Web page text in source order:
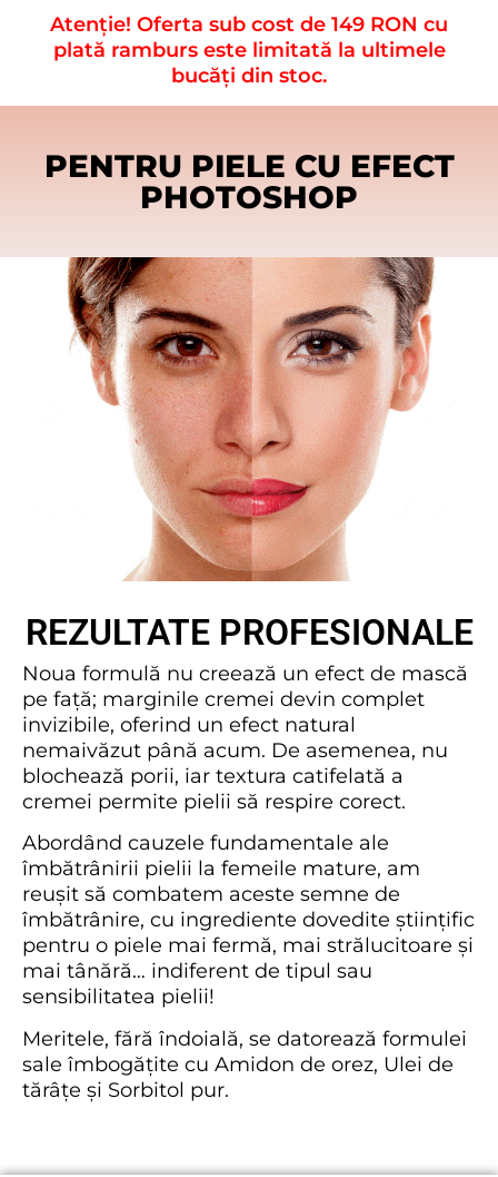
Atenție! Oferta sub cost de 149 RON cu
plată ramburs este limitată la ultimele
bucăți din stoc.
PENTRU PIELE CU EFECT
PHOTOSHOP
REZULTATE PROFESIONALE
Noua formulă nu creează un efect de mască
pe față; marginile cremei devin complet
invizibile, oferind un efect natural
nemaivăzut până acum. De asemenea, nu
blochează porii, iar textura catifelată a
cremei permite pielii să respire corect.
Abordând cauzele fundamentale ale
îmbătrânirii pielii la femeile mature, am
reușit să combatem aceste semne de
îmbătrânire, cu ingrediente dovedite științific
pentru o piele mai fermă, mai strălucitoare și
mai tânără… indiferent de tipul sau
sensibilitatea pielii!
Meritele, fără îndoială, se datorează formulei
sale îmbogățite cu Amidon de orez, Ulei de
tărâțe și Sorbitol pur.